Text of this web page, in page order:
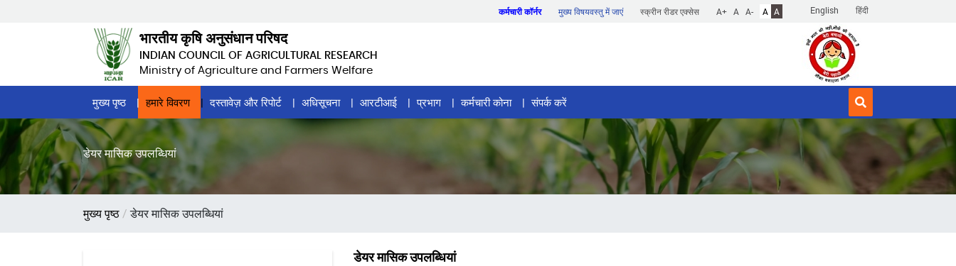
English हिंदी
कर्मचारी कॉर्नर मुख्य विषयवस्तु में जाएं स्क्रीन रीडर एक्सेस A+ A A- A A
भारतीय कृषि अनुसंधान परिषद
INDIAN COUNCIL OF AGRICULTURAL RESEARCH
Ministry of Agriculture and Farmers Welfare
Home
Page
Menu
मुख्य पृष्ठ हमारे विवरण दस्तावेज़ और रिपोर्ट अधिसूचना आरटीआई प्रभाग कर्मचारी कोना संपर्क करें
डेयर मासिक उपलब्धियां
पग
मुख्य पृष्ठ डेयर मासिक उपलब्धियां
डेयर मासिक उपलब्धियां